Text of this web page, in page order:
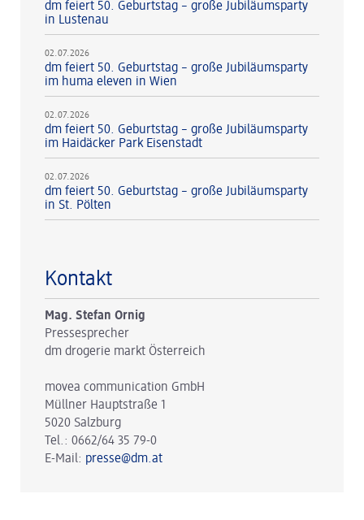
dm feiert 50. Geburtstag – große Jubiläumsparty
in Lustenau
02.07.2026
dm feiert 50. Geburtstag – große Jubiläumsparty
im huma eleven in Wien
02.07.2026
dm feiert 50. Geburtstag – große Jubiläumsparty
im Haidäcker Park Eisenstadt
02.07.2026
dm feiert 50. Geburtstag – große Jubiläumsparty
in St. Pölten
Kontakt
Mag. Stefan Ornig
Pressesprecher
dm drogerie markt Österreich
movea communication GmbH
Müllner Hauptstraße 1
5020 Salzburg
Tel.: 0662/64 35 79-0
E-Mail: presse@dm.at